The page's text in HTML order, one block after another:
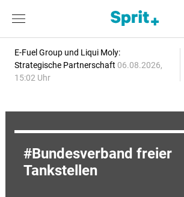
E-Fuel Group und Liqui Moly:
Strategische Partnerschaft 06.08.2026,
15:02 Uhr
Bundesverband freier
Tankstellen